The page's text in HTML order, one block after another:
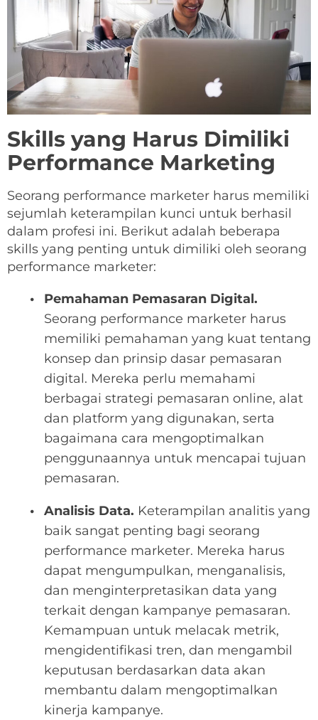
Skills yang Harus Dimiliki
Performance Marketing
Seorang performance marketer harus memiliki
sejumlah keterampilan kunci untuk berhasil
dalam profesi ini. Berikut adalah beberapa
skills yang penting untuk dimiliki oleh seorang
performance marketer:
Pemahaman Pemasaran Digital.
Seorang performance marketer harus
memiliki pemahaman yang kuat tentang
konsep dan prinsip dasar pemasaran
digital. Mereka perlu memahami
berbagai strategi pemasaran online, alat
dan platform yang digunakan, serta
bagaimana cara mengoptimalkan
penggunaannya untuk mencapai tujuan
pemasaran.
Analisis Data. Keterampilan analitis yang
baik sangat penting bagi seorang
performance marketer. Mereka harus
dapat mengumpulkan, menganalisis,
dan menginterpretasikan data yang
terkait dengan kampanye pemasaran.
Kemampuan untuk melacak metrik,
mengidentifikasi tren, dan mengambil
keputusan berdasarkan data akan
membantu dalam mengoptimalkan
kinerja kampanye.